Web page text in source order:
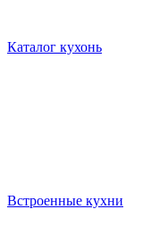
Каталог кухонь
Встроенные кухни